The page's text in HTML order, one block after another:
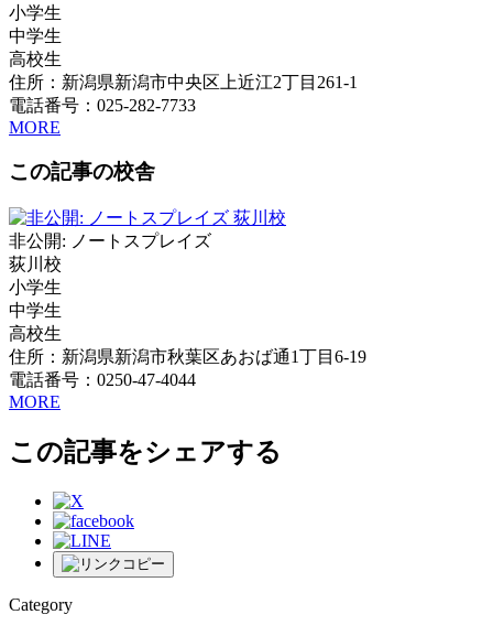
小学生
中学生
高校生
住所：新潟県新潟市中央区上近江2丁目261-1
電話番号：025-282-7733
MORE
この記事の校舎
非公開: ノートスプレイズ
荻川校
小学生
中学生
高校生
住所：新潟県新潟市秋葉区あおば通1丁目6-19
電話番号：0250-47-4044
MORE
この記事をシェアする
Category